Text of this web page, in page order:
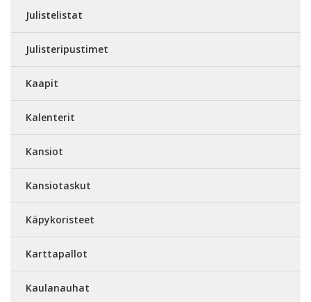
Julistelistat
Julisteripustimet
Kaapit
Kalenterit
Kansiot
Kansiotaskut
Käpykoristeet
Karttapallot
Kaulanauhat